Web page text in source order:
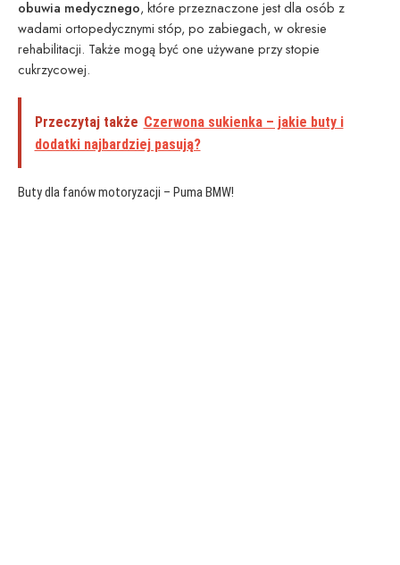
obuwia medycznego, które przeznaczone jest dla osób z
wadami ortopedycznymi stóp, po zabiegach, w okresie
rehabilitacji. Także mogą być one używane przy stopie
cukrzycowej.
Przeczytaj także Czerwona sukienka – jakie buty i
dodatki najbardziej pasują?
Buty dla fanów motoryzacji – Puma BMW!